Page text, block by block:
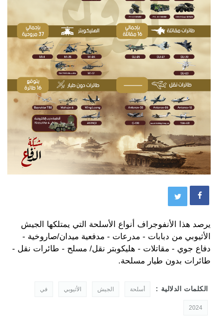
يرصد هذا الأنفوجراف أنواع الأسلحة التي يمتلكها الجيش
الأثيوبي من دبابات - مدرعات - مدفعية ميدان/صاروخية -
دفاع جوي - مقاتلات - هليكوبتر نقل/ مسلح - طائرات نقل -
طائرات بدون طيار مسلحة.
الكلمات الدلالية : أسلحة الجيش الأثيوبي في
2024